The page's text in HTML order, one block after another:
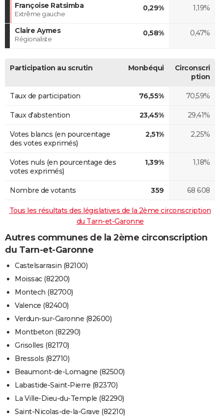
Françoise Ratsimba
Extrême gauche
0,29% 1,19%
Claire Aymes
Régionaliste
0,58% 0,47%
Participation au scrutin Monbéqui
Circonscri
ption
Taux de participation 76,55% 70,59%
Taux d'abstention 23,45% 29,41%
Votes blancs (en pourcentage
des votes exprimés)
2,51% 2,25%
Votes nuls (en pourcentage des
votes exprimés)
1,39% 1,18%
Nombre de votants 359 68 608
Tous les résultats des législatives de la 2ème circonscription
du Tarn-et-Garonne
Autres communes de la 2ème circonscription
du Tarn-et-Garonne
Castelsarrasin (82100)
Moissac (82200)
Montech (82700)
Valence (82400)
Verdun-sur-Garonne (82600)
Montbeton (82290)
Grisolles (82170)
Bressols (82710)
Beaumont-de-Lomagne (82500)
Labastide-Saint-Pierre (82370)
La Ville-Dieu-du-Temple (82290)
Saint-Nicolas-de-la-Grave (82210)